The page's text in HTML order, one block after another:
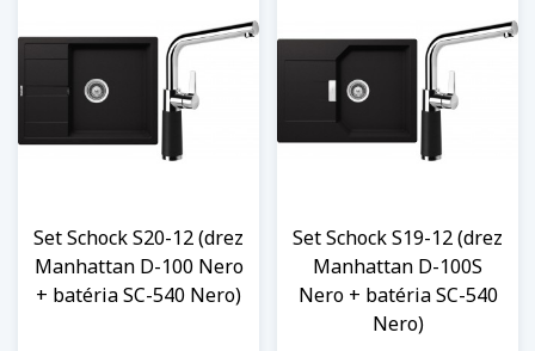
Set Schock S20-12 (drez
Manhattan D-100 Nero
+ batéria SC-540 Nero)
Set Schock S19-12 (drez
Manhattan D-100S
Nero + batéria SC-540
Nero)